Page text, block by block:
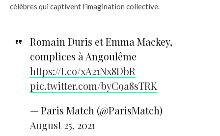
célèbres qui captivent l’imagination collective.
Romain Duris et Emma Mackey,
complices à Angoulême
https://t.co/xA21Nx8DbR
pic.twitter.com/byC9a8sTRK
— Paris Match (@ParisMatch)
August 25, 2021